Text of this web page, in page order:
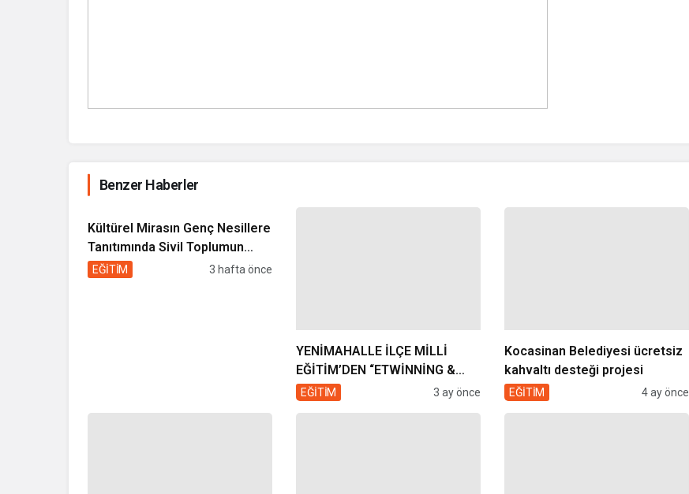
Benzer Haberler
Kültürel Mirasın Genç Nesillere
Tanıtımında Sivil Toplumun
Etkisi
EĞİTİM 3 hafta önce
YENİMAHALLE İLÇE MİLLİ
EĞİTİM’DEN “ETWİNNİNG &
HAREZMİ PROJE ŞENLİĞİ”
EĞİTİM 3 ay önce
Kocasinan Belediyesi ücretsiz
kahvaltı desteği projesi
EĞİTİM 4 ay önce